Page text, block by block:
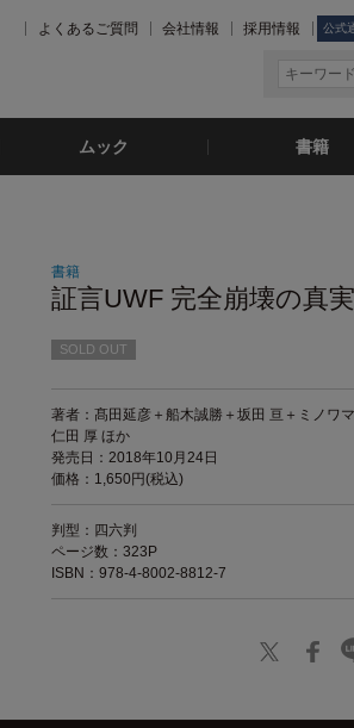
よくあるご質問 会社情報 採用情報 公式
ムック 書籍
書籍
証言UWF 完全崩壊の真実
SOLD OUT
著者：髙田延彦＋船木誠勝＋坂田 亘＋ミノワ
仁田 厚 ほか
発売日：2018年10月24日
価格：1,650円(税込)
判型：四六判
ページ数：323P
ISBN：978-4-8002-8812-7